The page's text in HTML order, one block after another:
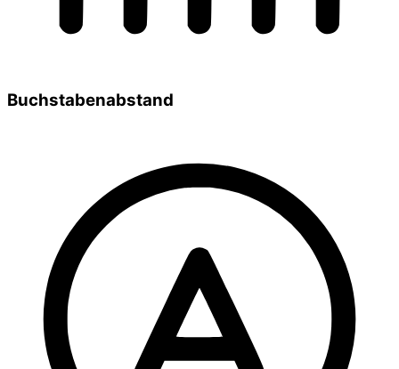
Buchstabenabstand